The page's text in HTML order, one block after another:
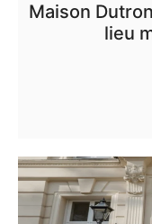
Maison
lieu